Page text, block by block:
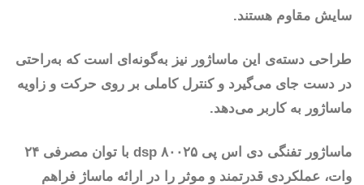
سایش مقاوم هستند.
طراحی دسته‌ی این ماساژور نیز به‌گونه‌ای است که به‌راحتی
در دست جای می‌گیرد و کنترل کاملی بر روی حرکت و زاویه
ماساژور به کاربر می‌دهد.
ماساژور تفنگی دی اس پی ۸۰۰۲۵ dsp با توان مصرفی ۲۴
وات، عملکردی قدرتمند و موثر را در ارائه ماساژ فراهم